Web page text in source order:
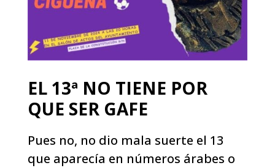
EL 13ª NO TIENE POR
QUE SER GAFE
Pues no, no dio mala suerte el 13
que aparecía en números árabes o